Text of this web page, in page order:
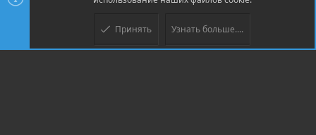
Community platform by XenForo ® © 2010-2026 XenForo Ltd.
© Jason Axelrod of 8WAYRUN
Принять Узнать больше....